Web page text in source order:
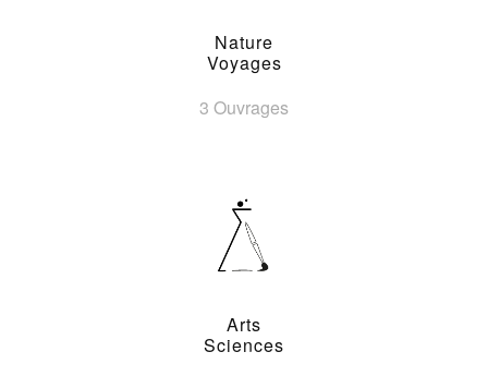
Nature
Voyages
3 Ouvrages
Arts
Sciences